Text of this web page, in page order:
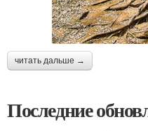
читать дальше →
Последние